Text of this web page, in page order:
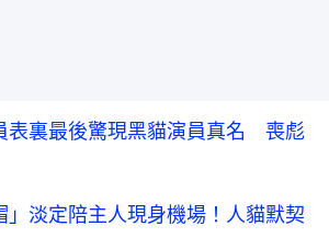
表裏最後驚現黑貓演員真名 喪彪
」淡定陪主人現身機場！人貓默契